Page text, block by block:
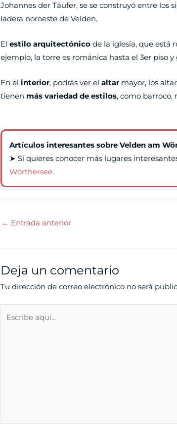
Johannes der Täufer, se se construyó entre los
ladera noroeste de Velden.
El estilo arquitectónico de la iglesia, que está
ejemplo, la torre es románica hasta el 3er piso
En el interior, podrás ver el altarmayor, los
tienen más variedad de estilos, como barroco,
Artículos interesantes sobre Velden am
➤ Si quieres conocer más lugares
Wörthersee.
← Entrada anterior
Deja un comentario
Tu dirección de correo electrónico no será